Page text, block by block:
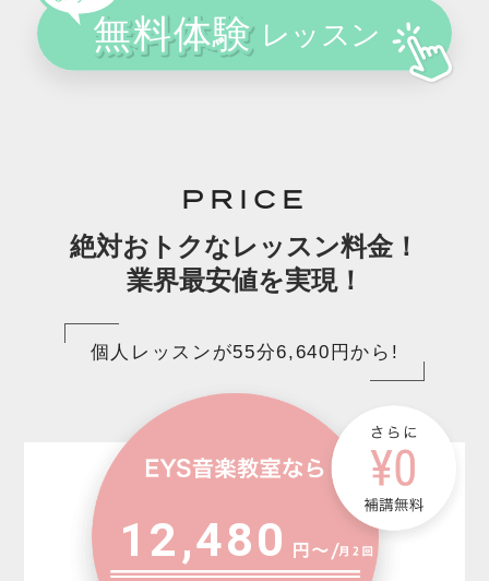
PRICE
絶対おトクなレッスン料金！
業界最安値を実現！
個人レッスンが55分6,640円から!
12,480